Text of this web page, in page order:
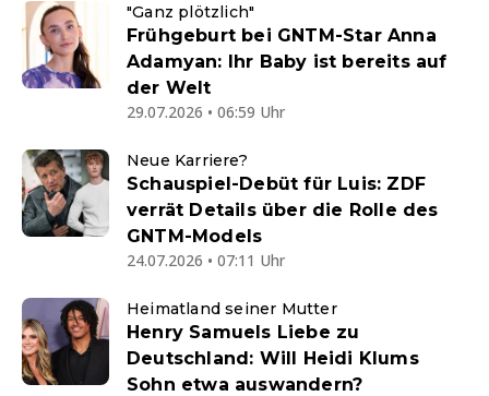
"Ganz plötzlich"
Frühgeburt bei GNTM-Star Anna
Adamyan: Ihr Baby ist bereits auf
der Welt
29.07.2026 • 06:59 Uhr
Neue Karriere?
Schauspiel-Debüt für Luis: ZDF
verrät Details über die Rolle des
GNTM-Models
24.07.2026 • 07:11 Uhr
Heimatland seiner Mutter
Henry Samuels Liebe zu
Deutschland: Will Heidi Klums
Sohn etwa auswandern?